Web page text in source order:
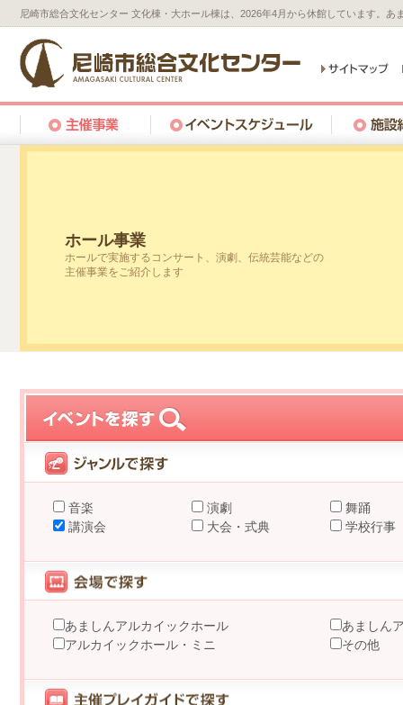
尼崎市総合文化センター 文化棟・大ホール棟は、2026年4月から休館しています。
ホール事業
ホールで実施するコンサート、演劇、伝統芸能などの
主催事業をご紹介します
音楽 演劇
舞踊
講演会
大会・式典 学校行事
あましんアルカイックホール
あましん
アルカイックホール・ミニ
その他